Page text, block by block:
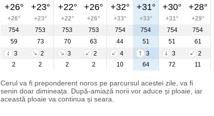
+26° +23° +22° +26° +32° +31° +30° +28°
+26° +23° +22° +26° +33° +33° +31°
+29°
754
753 753 753 754 754 754
754
59
73 70 63 44 51 51
61
3
2 3 2 4 3 3
2
2
2 2 2 10 64 72 11
Cerul va fi preponderent noros pe parcursul acestei zile, va fi
senin doar dimineața. După-amiază norii vor aduce și ploaie, iar
această ploaie va continua și seara.